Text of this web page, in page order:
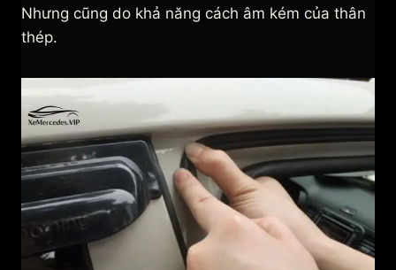
Nhưng cũng do khả năng cách âm kém của thân
thép.